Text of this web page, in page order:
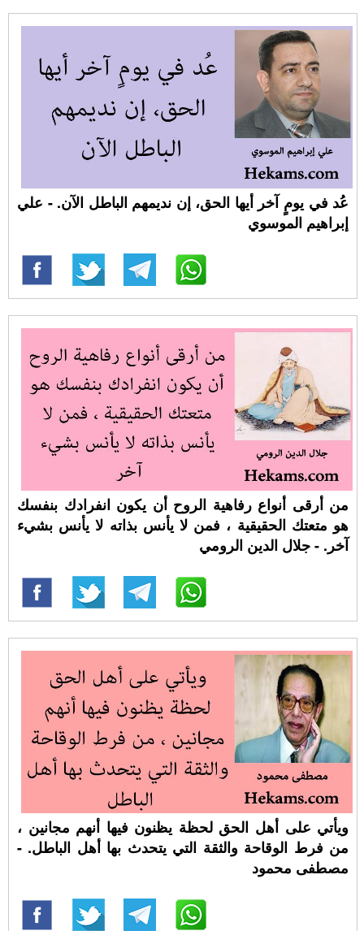
عُد في يومٍ آخر أيها الحق، إن نديمهم الباطل الآن. - علي
إبراهيم الموسوي
من أرقى أنواع رفاهية الروح أن يكون انفرادك بنفسك
هو متعتك الحقيقية ، فمن لا يأنس بذاته لا يأنس بشيء
آخر. - جلال الدين الرومي
ويأتي على أهل الحق لحظة يظنون فيها أنهم مجانين ،
من فرط الوقاحة والثقة التي يتحدث بها أهل الباطل. -
مصطفى محمود